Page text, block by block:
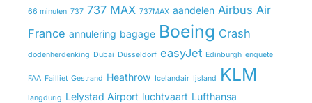
66 minuten 737 737 MAX 737MAX aandelen Airbus Air
France annulering bagage Boeing Crash
dodenherdenking Dubai Düsseldorf easyJet Edinburgh enquete
FAA Failliet Gestrand Heathrow Icelandair Ijsland KLM
langdurig Lelystad Airport luchtvaart Lufthansa